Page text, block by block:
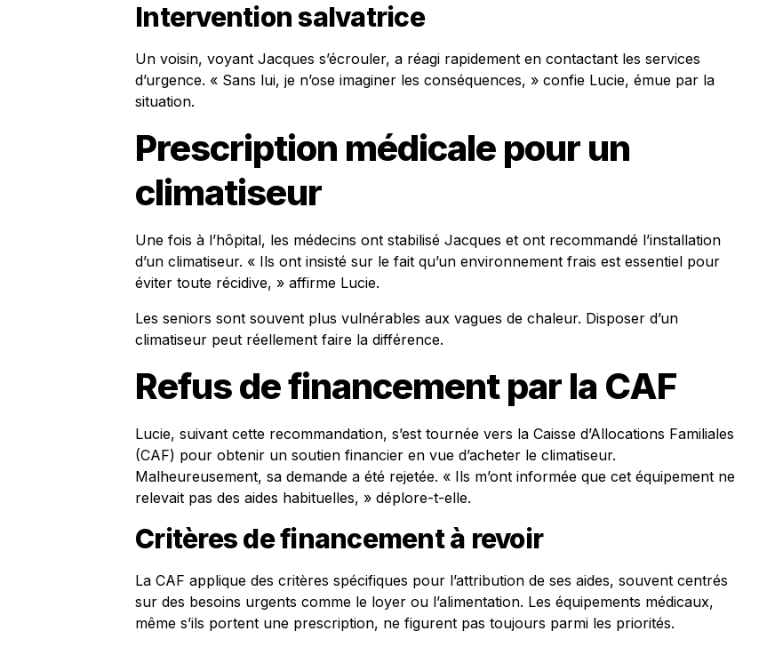
Intervention salvatrice
Un voisin, voyant Jacques s’écrouler, a réagi rapidement en contactant les services
d’urgence. « Sans lui, je n’ose imaginer les conséquences, » confie Lucie, émue par la
situation.
Prescription médicale pour un
climatiseur
Une fois à l’hôpital, les médecins ont stabilisé Jacques et ont recommandé l’installation
d’un climatiseur. « Ils ont insisté sur le fait qu’un environnement frais est essentiel pour
éviter toute récidive, » affirme Lucie.
Les seniors sont souvent plus vulnérables aux vagues de chaleur. Disposer d’un
climatiseur peut réellement faire la différence.
Refus de financement par la CAF
Lucie, suivant cette recommandation, s’est tournée vers la Caisse d’Allocations Familiales
(CAF) pour obtenir un soutien financier en vue d’acheter le climatiseur.
Malheureusement, sa demande a été rejetée. « Ils m’ont informée que cet équipement ne
relevait pas des aides habituelles, » déplore-t-elle.
Critères de financement à revoir
La CAF applique des critères spécifiques pour l’attribution de ses aides, souvent centrés
sur des besoins urgents comme le loyer ou l’alimentation. Les équipements médicaux,
même s’ils portent une prescription, ne figurent pas toujours parmi les priorités.